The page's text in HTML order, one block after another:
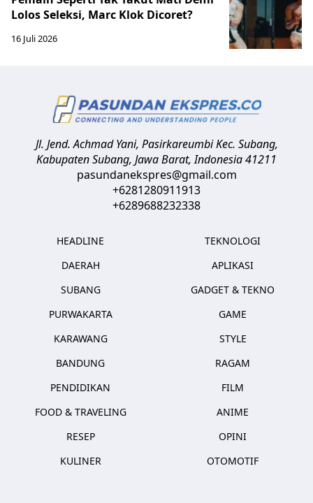
Lolos Seleksi, Marc Klok Dicoret?
16 Juli 2026
Jl. Jend. Achmad Yani, Pasirkareumbi Kec. Subang,
Kabupaten Subang, Jawa Barat,Indonesia41211
pasundanekspres@gmail.com
+6281280911913
+6289688232338
HEADLINE
DAERAH
SUBANG
PURWAKARTA
KARAWANG
BANDUNG
PENDIDIKAN
FOOD & TRAVELING
RESEP
KULINER
TEKNOLOGI
APLIKASI
GADGET & TEKNO
GAME
STYLE
RAGAM
FILM
ANIME
OPINI
OTOMOTIF